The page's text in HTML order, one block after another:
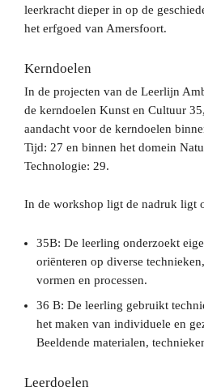
leerkracht dieper in op de
het erfgoed van Amersfoort.
Kerndoelen
In de projecten van de Leerlijn
de kerndoelen Kunst en Cultuur
aandacht voor de kerndoelen
Tijd: 27 en binnen het domein
Technologie: 29.
In de workshop ligt de nadruk ligt
35B: De leerling onderzoekt
oriënteren op diverse
vormen en processen.
36 B: De leerling gebruikt
het maken van individuele en
Beeldende materialen,
Leerdoelen